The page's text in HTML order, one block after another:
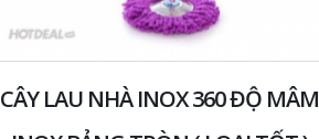
CÂY LAU NHÀ INOX 360 ĐỘ MÂM